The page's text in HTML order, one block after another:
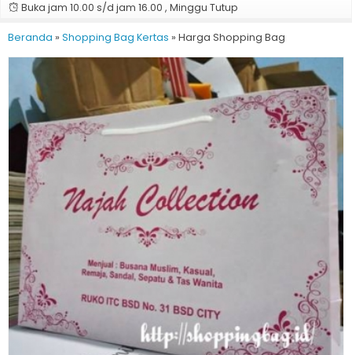
Buka jam 10.00 s/d jam 16.00 , Minggu Tutup
Beranda » Shopping Bag Kertas » Harga Shopping Bag